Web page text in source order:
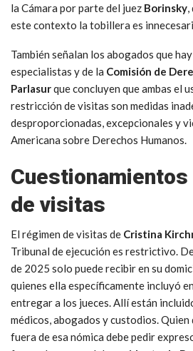
la Cámara por parte del juez Borinsky,
este contexto la tobillera es
También señalan los abogados que
especialistas y de la Comisión de
Parlasurque concluyen que ambas el
restricción de visitas son medidas
desproporcionadas, excepcionales y
Americana sobre Derechos Humanos.
de visitas
El régimen de visitas de Cristina
Tribunal de ejecución es restrictivo.
de 2025 solo puede recibir en su
quienes ella específicamente incluyó
entregar a los jueces. Allí están
médicos, abogados y custodios.
fuera de esa nómica debe pedir